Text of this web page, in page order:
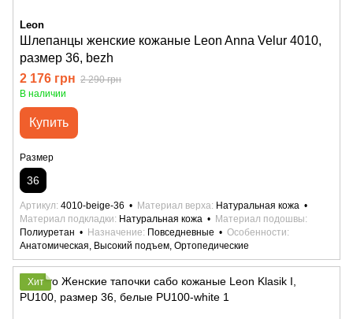
Leon
Шлепанцы женские кожаные Leon Anna Velur 4010,
размер 36, bezh
2 176 грн 2 290 грн
В наличии
Купить
Размер
36
Артикул 4010-beige-36 Материал верха Натуральная кожа
Материал подкладки
Натуральная кожа
Материал подошвы
Полиуретан
Назначение Повседневные
Особенности
Анатомическая, Высокий подъем, Ортопедические
Хит